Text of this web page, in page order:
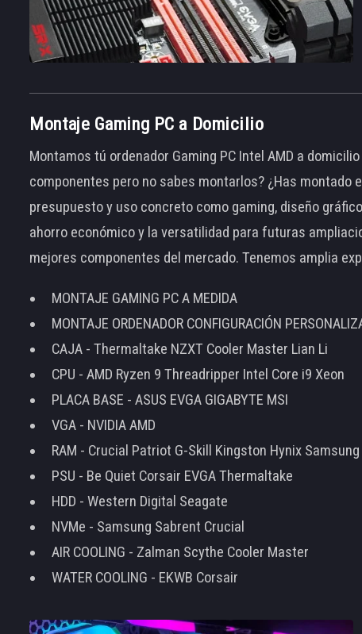
Montaje Gaming PC a Domicilio
Montamos tú ordenador Gaming PC Intel AMD a
componentes pero no sabes montarlos? ¿Has
presupuesto y uso concreto como gaming, diseño
ahorro económico y la versatilidad para futuras
mejores componentes del mercado. Tenemos amplia
MONTAJE GAMING PC A MEDIDA
MONTAJE ORDENADOR CONFIGURACIÓN
CAJA - Thermaltake NZXT Cooler Master Lian Li
CPU - AMD Ryzen 9 Threadripper Intel Core i9 Xeon
PLACA BASE - ASUS EVGA GIGABYTE MSI
VGA - NVIDIA AMD
RAM - Crucial Patriot G-Skill Kingston Hynix Samsung
PSU - Be Quiet Corsair EVGA Thermaltake
HDD - Western Digital Seagate
NVMe - Samsung Sabrent Crucial
AIR COOLING - Zalman Scythe Cooler Master
WATER COOLING - EKWB Corsair